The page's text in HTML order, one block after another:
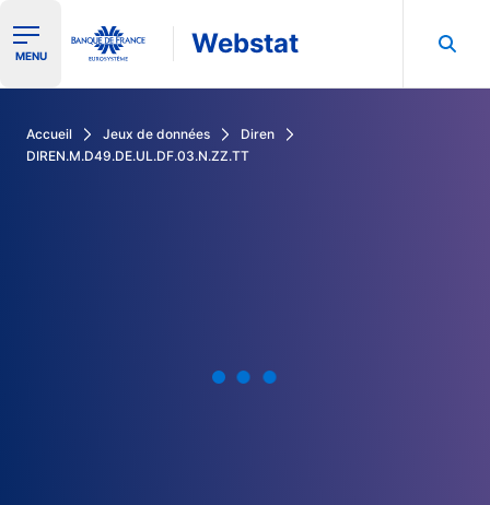
Ouvrir le menu de navigation
MENU Webstat
Accueil Jeux de données
Diren
DIREN.M.D49.DE.UL.DF.03.N.ZZ.TT